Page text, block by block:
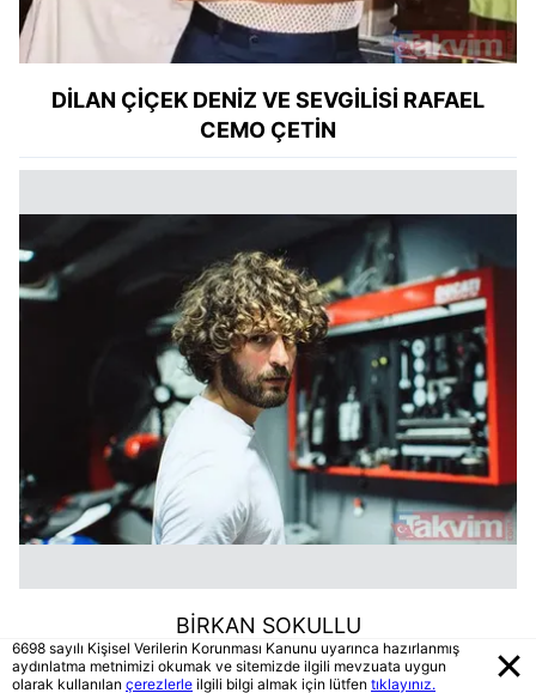
DİLAN ÇİÇEK DENİZ VE SEVGİLİSİ RAFAEL
CEMO ÇETİN
BİRKAN SOKULLU
6698 sayılı Kişisel Verilerin Korunması Kanunu uyarınca hazırlanmış
aydınlatma metnimizi okumak ve sitemizde ilgili mevzuata uygun
olarak kullanılan çerezlerle ilgili bilgi almak için lütfen tıklayınız.